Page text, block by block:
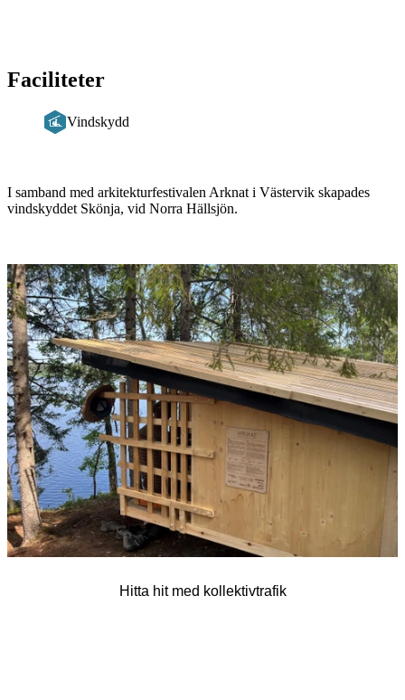
Faciliteter
Vindskydd
I samband med arkitekturfestivalen Arknat i Västervik skapades
vindskyddet Skönja, vid Norra Hällsjön.
Bildspel
med
bilder
Hitta hit med kollektivtrafik